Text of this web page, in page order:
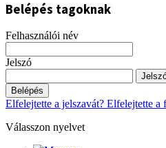
Belépés tagoknak
Felhasználói név
Jelszó
Belépés
Elfelejtette a jelszavát? Elfelejtette a
Válasszon nyelvet